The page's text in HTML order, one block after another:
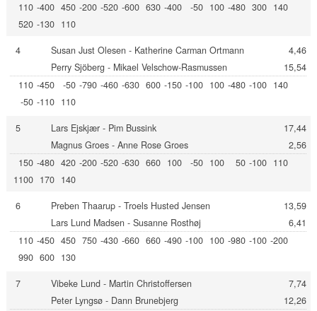
110 -400 450 -200 -520 -600 630 -400 -50 100 -480 300 140
520 -130 110
4 Susan Just Olesen - Katherine Carman Ortmann
4,46
Perry Sjöberg - Mikael Velschow-Rasmussen
15,54
110 -450 -50 -790 -460 -630 600 -150 -100 100 -480 -100 140
-50 -110 110
5 Lars Ejskjær - Pim Bussink
17,44
Magnus Groes - Anne Rose Groes
2,56
150 -480 420 -200 -520 -630 660 100 -50 100 50 -100 110
1100 170 140
6 Preben Thaarup - Troels Husted Jensen
13,59
Lars Lund Madsen - Susanne Rosthøj
6,41
110 -450 450 750 -430 -660 660 -490 -100 100 -980 -100 -200
990 600 130
7 Vibeke Lund - Martin Christoffersen
7,74
Peter Lyngsø - Dann Brunebjerg
12,26